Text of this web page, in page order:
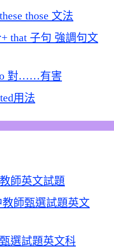
those 文法
that 子句 強調句文
to 對……有害
用法
師英文試題
師甄選試題英文
選試題英文科